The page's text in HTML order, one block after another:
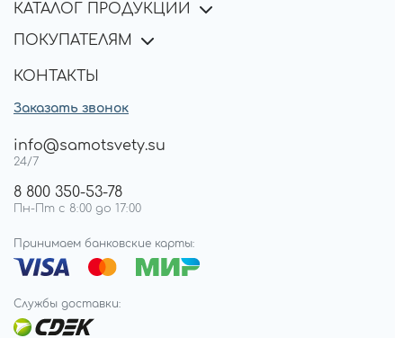
КАТАЛОГ ПРОДУКЦИИ
ПОКУПАТЕЛЯМ
КОНТАКТЫ
Заказать звонок
info@samotsvety.su
24/7
8 800 350-53-78
Пн-Пт с 8:00 до 17:00
Принимаем банковские карты:
Службы доставки: